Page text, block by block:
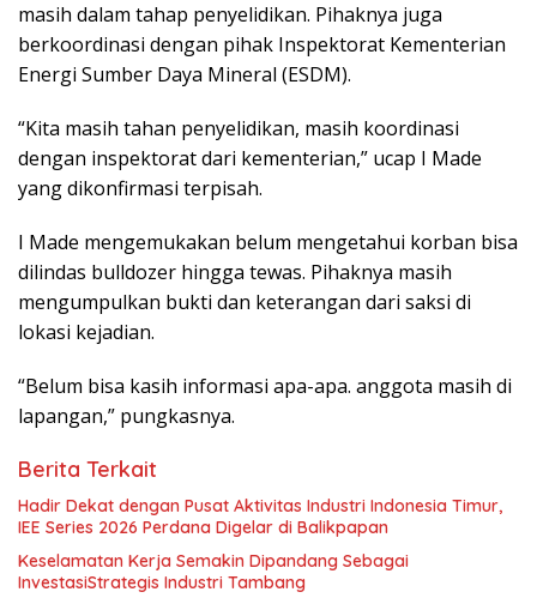
masih dalam tahap penyelidikan. Pihaknya juga
berkoordinasi dengan pihak Inspektorat Kementerian
Energi Sumber Daya Mineral (ESDM).
“Kita masih tahan penyelidikan, masih koordinasi
dengan inspektorat dari kementerian,” ucap I Made
yang dikonfirmasi terpisah.
I Made mengemukakan belum mengetahui korban bisa
dilindas bulldozer hingga tewas. Pihaknya masih
mengumpulkan bukti dan keterangan dari saksi di
lokasi kejadian.
“Belum bisa kasih informasi apa-apa. anggota masih di
lapangan,” pungkasnya.
Berita Terkait
Hadir Dekat dengan Pusat Aktivitas Industri Indonesia Timur,
IEE Series 2026 Perdana Digelar di Balikpapan
Keselamatan Kerja Semakin Dipandang Sebagai
InvestasiStrategis Industri Tambang